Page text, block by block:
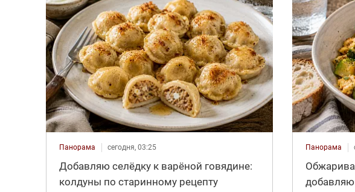
Панорама сегодня, 03:25
Добавляю селёдку к варёной говядине:
колдуны по старинному рецепту
Панорама
добавляю